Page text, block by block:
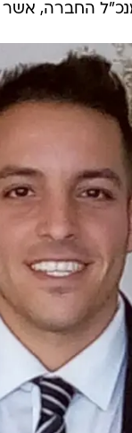
החברה, אשר